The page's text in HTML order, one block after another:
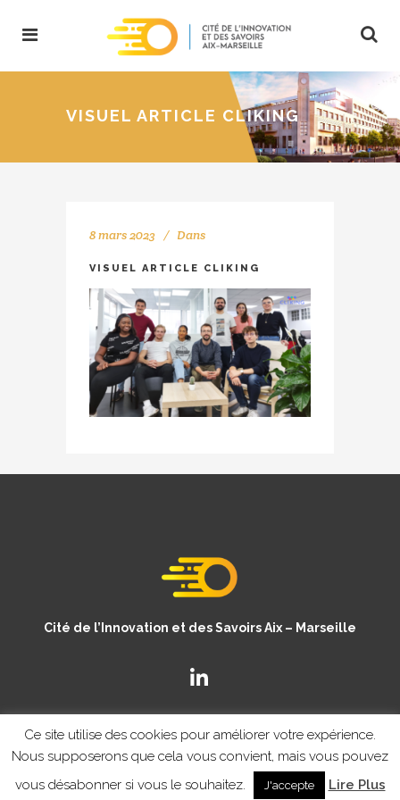
VISUEL ARTICLE CLIKING
8 mars 2023 Dans
VISUEL ARTICLE CLIKING
Cité de l’Innovation et des Savoirs Aix – Marseille
© Copyright CISAM 2020- MENTIONS LEGALES
Ce site utilise des cookies pour améliorer votre expérience.
Nous supposerons que cela vous convient, mais vous pouvez
vous désabonner si vous le souhaitez.
J'accepte Lire Plus